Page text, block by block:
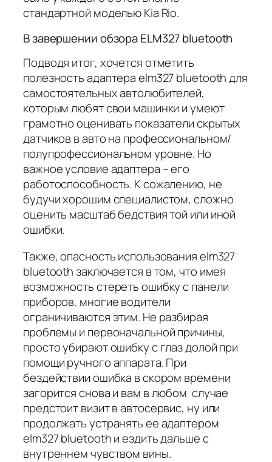
стандартной моделью Kia Rio.
В завершении обзора ELM327 bluetooth
Подводя итог, хочется отметить
полезность адаптера elm327 bluetooth для
самостоятельных автолюбителей,
которым любят свои машинки и умеют
грамотно оценивать показатели скрытых
датчиков в авто на профессиональном/
полупрофессиональном уровне. Но
важное условие адаптера – его
работоспособность. К сожалению, не
будучи хорошим специалистом, сложно
оценить масштаб бедствия той или иной
ошибки.
Также, опасность использования elm327
bluetooth заключается в том, что имея
возможность стереть ошибку с панели
приборов, многие водители
ограничиваются этим. Не разбирая
проблемы и первоначальной причины,
просто убирают ошибку с глаз долой при
помощи ручного аппарата. При
бездействии ошибка в скором времени
загорится снова и вам в любом случае
предстоит визит в автосервис, ну или
продолжать устранять ее адаптером
elm327 bluetooth и ездить дальше с
внутреннем чувством вины.